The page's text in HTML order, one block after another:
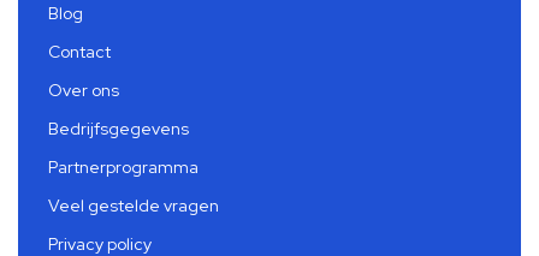
Blog
Contact
Over ons
Bedrijfsgegevens
Partnerprogramma
Veel gestelde vragen
Privacy policy